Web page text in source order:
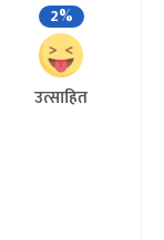
2%
उत्साहित